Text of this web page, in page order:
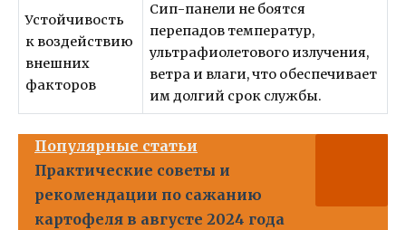
Устойчивость
к воздействию
внешних
факторов
Сип-панели не боятся
перепадов температур,
ультрафиолетового излучения,
ветра и влаги, что обеспечивает
им долгий срок службы.
Популярные статьи
Практические советы и
рекомендации по сажанию
картофеля в августе 2024 года